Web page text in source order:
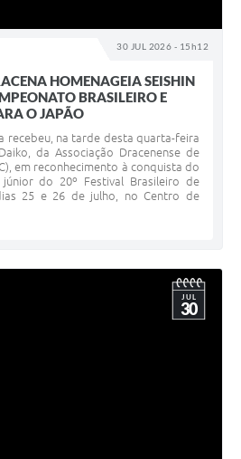
30 JUL 2026 - 15h12
HOMENAGEIA SEISHIN
BRASILEIRO E
O JAPÃO
recebeu, na tarde desta quarta-feira
da Associação Dracenense de
em reconhecimento à conquista do
do 20º Festival Brasileiro de
25 e 26 de julho, no Centro de
JUL
30